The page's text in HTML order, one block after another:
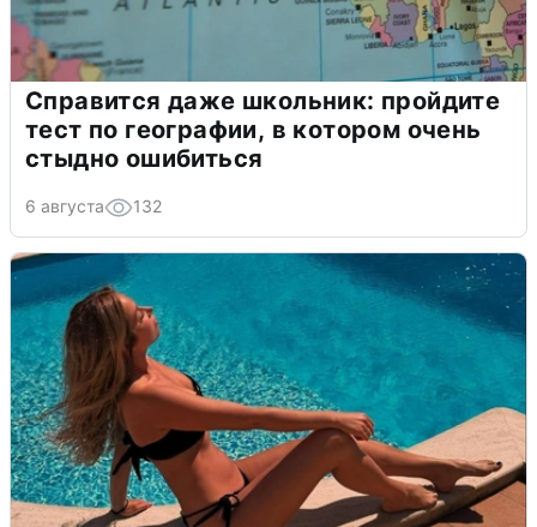
Справится даже школьник: пройдите
тест по географии, в котором очень
стыдно ошибиться
6 августа 132